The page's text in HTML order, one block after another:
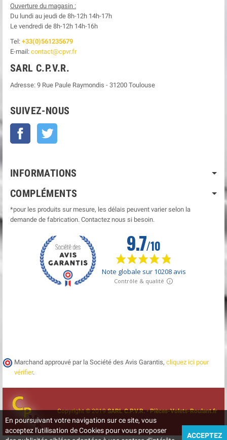
Ouverture du magasin :
Du lundi au jeudi de 8h-12h 14h-17h
Le vendredi de 8h-12h 14h-16h
Tel: +33(0)561235679
E-mail: contact@cpvr.fr
SARL C.P.V.R.
Adresse: 9 Rue Paule Raymondis - 31200 Toulouse
SUIVEZ-NOUS
Facebook
INFORMATIONS
COMPLÉMENTS
*pour les produits sur mesure, les délais peuvent varier selon la
demande de fabrication. Contactez nous si besoin.
Marchand approuvé par la Société des Avis Garantis, cliquez ici pour
vérifier.
Copyright © 2019SARL C.P.V.R. • Pièces-Volets-Roulant.fr
En poursuivant votre navigation sur ce site, vous
acceptez l'utilisation de Cookies pour vous proposer
ACCEPTEZ